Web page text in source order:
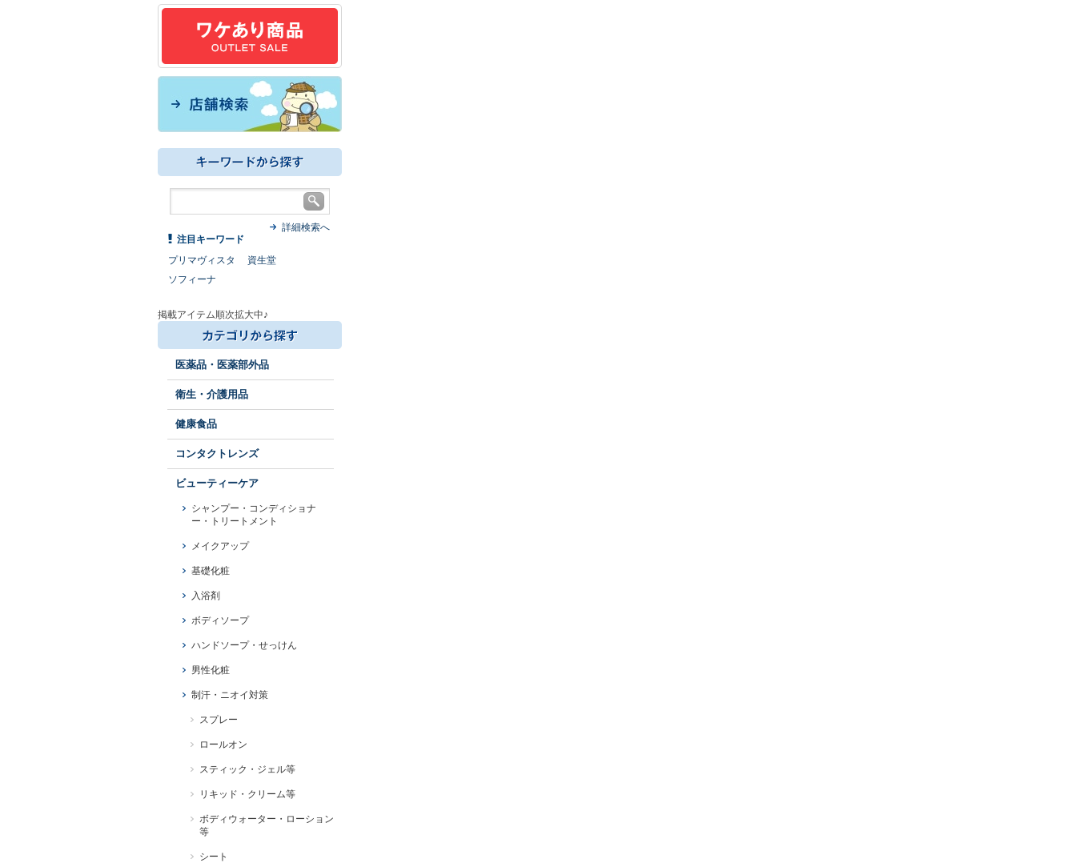
詳細検索へ
注目キーワード
プリマヴィスタ
資生堂
ソフィーナ
掲載アイテム順次拡大中♪
医薬品・医薬部外品
衛生・介護用品
健康食品
コンタクトレンズ
ビューティーケア
シャンプー・コンディショナ
ー・トリートメント
メイクアップ
基礎化粧
入浴剤
ボディソープ
ハンドソープ・せっけん
男性化粧
制汗・ニオイ対策
スプレー
ロールオン
スティック・ジェル等
リキッド・クリーム等
ボディウォーター・ローション
等
シート